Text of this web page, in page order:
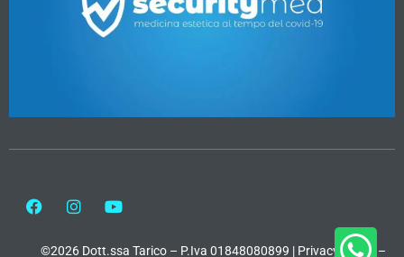
©2026 Dott.ssa Tarico – P.Iva 01848080899 | Privacy Policy –